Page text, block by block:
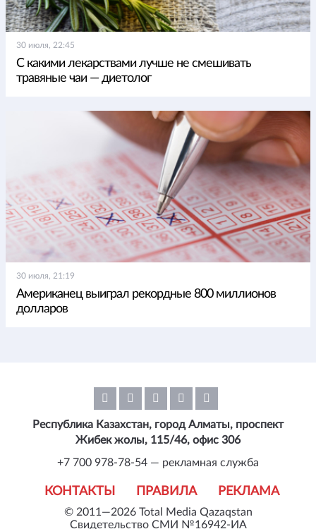
30 июля, 22:45
С какими лекарствами лучше не смешивать
травяные чаи — диетолог
30 июля, 21:19
Американец выиграл рекордные 800 миллионов
долларов
© 2011—2026 Total Media Qazaqstan
Свидетельство СМИ №16942-ИА
КОНТАКТЫ ПРАВИЛА РЕКЛАМА
Республика Казахстан, город Алматы, проспект
Жибек жолы, 115/46, офис 306
+7 700 978-78-54 — рекламная служба